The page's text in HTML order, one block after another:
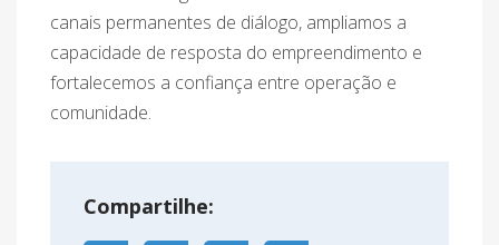
canais permanentes de diálogo, ampliamos a
capacidade de resposta do empreendimento e
fortalecemos a confiança entre operação e
comunidade.
Compartilhe: